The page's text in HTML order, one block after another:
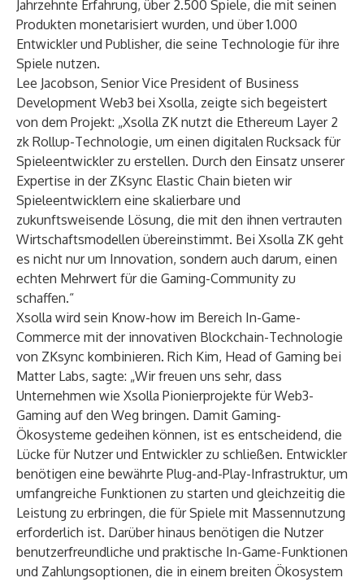
Jahrzehnte Erfahrung, über 2.500 Spiele, die mit seinen
Produkten monetarisiert wurden, und über 1.000
Entwickler und Publisher, die seine Technologie für ihre
Spiele nutzen.
Lee Jacobson, Senior Vice President of Business
Development Web3 bei Xsolla, zeigte sich begeistert
von dem Projekt: „Xsolla ZK nutzt die Ethereum Layer 2
zk Rollup-Technologie, um einen digitalen Rucksack für
Spieleentwickler zu erstellen. Durch den Einsatz unserer
Expertise in der ZKsync Elastic Chain bieten wir
Spieleentwicklern eine skalierbare und
zukunftsweisende Lösung, die mit den ihnen vertrauten
Wirtschaftsmodellen übereinstimmt. Bei Xsolla ZK geht
es nicht nur um Innovation, sondern auch darum, einen
echten Mehrwert für die Gaming-Community zu
schaffen.“
Xsolla wird sein Know-how im Bereich In-Game-
Commerce mit der innovativen Blockchain-Technologie
von ZKsync kombinieren. Rich Kim, Head of Gaming bei
Matter Labs, sagte: „Wir freuen uns sehr, dass
Unternehmen wie Xsolla Pionierprojekte für Web3-
Gaming auf den Weg bringen. Damit Gaming-
Ökosysteme gedeihen können, ist es entscheidend, die
Lücke für Nutzer und Entwickler zu schließen. Entwickler
benötigen eine bewährte Plug-and-Play-Infrastruktur, um
umfangreiche Funktionen zu starten und gleichzeitig die
Leistung zu erbringen, die für Spiele mit Massennutzung
erforderlich ist. Darüber hinaus benötigen die Nutzer
benutzerfreundliche und praktische In-Game-Funktionen
und Zahlungsoptionen, die in einem breiten Ökosystem